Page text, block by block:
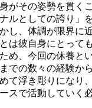
がその姿勢を貫く
ルとしての誇り」
し、体調が限界に
は彼自身にとって
め、今回の休養と
での数々の経験か
て浮き彫りになり
スで活動していく